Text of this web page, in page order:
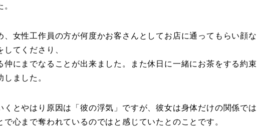
、女性工作員の方が何度かお客さんとしてお店に通ってもらい顔な
てくださり、
仲にまでなることが出来ました。また休日に一緒にお茶をする約束
ました。
くとやはり原因は「彼の浮気」ですが、彼女は身体だけの関係では
で心まで奪われているのではと感じていたとのことです。